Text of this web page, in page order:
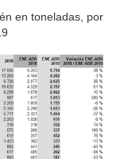
en toneladas, por